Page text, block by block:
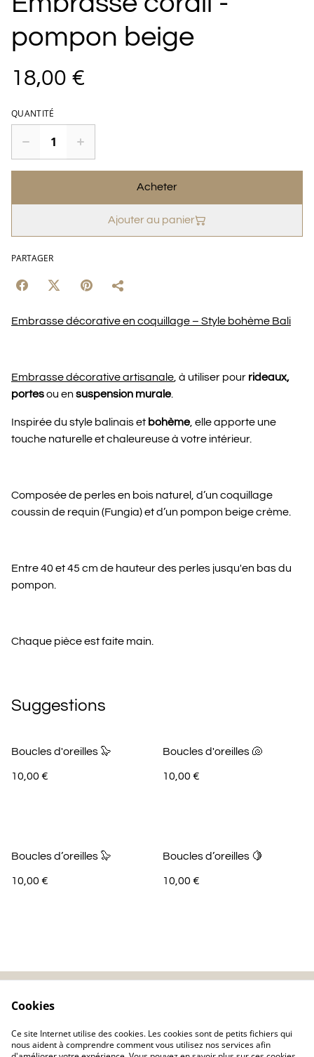
pompon beige
18,00 €
QUANTITÉ
Acheter
Ajouter au panier
PARTAGER
Embrasse décorative en coquillage – Style bohème Bali
Embrasse décorative artisanale , à utiliser pour rideaux,
portesou ensuspension murale.
Inspirée du style balinais et bohème, elle apporte une
touche naturelle et chaleureuse à votre intérieur.
Composée de perles en bois naturel, d’un coquillage
coussin de requin (Fungia) et d’un pompon beige crème.
Entre 40 et 45 cm de hauteur des perles jusqu'en bas du
pompon.
Chaque pièce est faite main.
Suggestions
Boucles d'oreilles 🦭
10,00 €
Boucles d'oreilles 🐚
10,00 €
Boucles d’oreilles 🦭
10,00 €
Boucles d’oreilles 🍋
10,00 €
confidentialité
Cookies
Ce site Internet utilise des cookies. Les cookies sont de petits fichiers qui
nous aident à comprendre comment vous utilisez nos services afin